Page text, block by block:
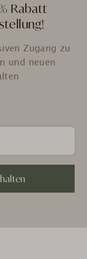
Rabatt
Zugang zu
und neuen